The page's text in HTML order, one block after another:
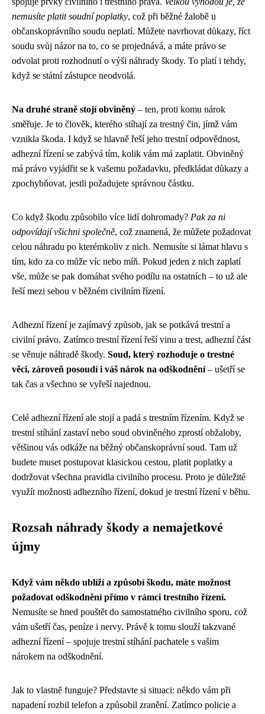
nemusíte platit soudní poplatky, což při běžné žalobě u
občanskoprávního soudu neplatí. Můžete navrhovat důkazy, říct
soudu svůj názor na to, co se projednává, a máte právo se
odvolat proti rozhodnutí o výši náhrady škody. To platí i tehdy,
když se státní zástupce neodvolá.
Na druhé straně stojí obviněný – ten, proti komu nárok
směřuje. Je to člověk, kterého stíhají za trestný čin, jímž vám
vznikla škoda. I když se hlavně řeší jeho trestní odpovědnost,
adhezní řízení se zabývá tím, kolik vám má zaplatit. Obviněný
má právo vyjádřit se k vašemu požadavku, předkládat důkazy a
zpochybňovat, jestli požadujete správnou částku.
Co když škodu způsobilo více lidí dohromady? Pak za ni
odpovídají všichni společně, což znamená, že můžete požadovat
celou náhradu po kterémkoliv z nich. Nemusíte si lámat hlavu s
tím, kdo za co může víc nebo míň. Pokud jeden z nich zaplatí
vše, může se pak domáhat svého podílu na ostatních – to už ale
řeší mezi sebou v běžném civilním řízení.
Adhezní řízení je zajímavý způsob, jak se potkává trestní a
civilní právo. Zatímco trestní řízení řeší vinu a trest, adhezní část
se věnuje náhradě škody. Soud, který rozhoduje o trestné
věci, zároveň posoudí i váš nárok na odškodnění– ušetří se
tak čas a všechno se vyřeší najednou.
Celé adhezní řízení ale stojí a padá s trestním řízením. Když se
trestní stíhání zastaví nebo soud obviněného zprostí obžaloby,
většinou vás odkáže na běžný občanskoprávní soud. Tam už
budete muset postupovat klasickou cestou, platit poplatky a
dodržovat všechna pravidla civilního procesu. Proto je důležité
využít možnosti adhezního řízení, dokud je trestní řízení v běhu.
Rozsah náhrady škody a nemajetkové
újmy
Když vám někdo ublíží a způsobí škodu, máte možnost
požadovat odškodnění přímo v rámci trestního řízení.
Nemusíte se hned pouštět do samostatného civilního sporu, což
vám ušetří čas, peníze i nervy. Právě k tomu slouží takzvané
adhezní řízení – spojuje trestní stíhání pachatele s vašim
nárokem na odškodnění.
Jak to vlastně funguje? Představte si situaci: někdo vám při
napadení rozbil telefon a způsobil zranění. Zatímco policie a